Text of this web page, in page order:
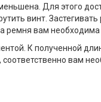
Для этого
винт.
ремня вам необходима
К полученной
вам